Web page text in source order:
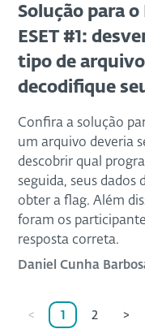
Solução para o
ESET #1:
tipo de
decodifique
Confira a solução
um arquivo deveria
descobrir qual
seguida, seus dados
obter a flag. Além
foram os
resposta correta.
Daniel Cunha
< 1 2 >